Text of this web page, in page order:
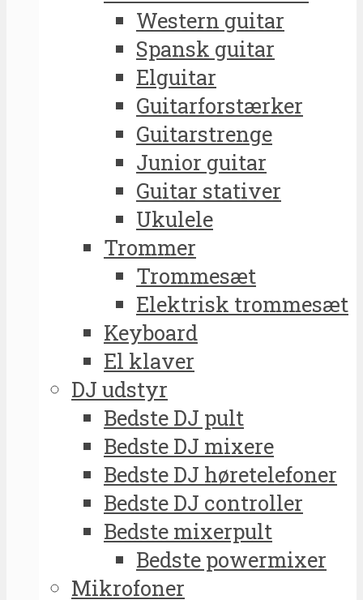
Western guitar
Spansk guitar
Elguitar
Guitarforstærker
Guitarstrenge
Junior guitar
Guitar stativer
Ukulele
Trommer
Trommesæt
Elektrisk trommesæt
Keyboard
El klaver
DJ udstyr
Bedste DJ pult
Bedste DJ mixere
Bedste DJ høretelefoner
Bedste DJ controller
Bedste mixerpult
Bedste powermixer
Mikrofoner